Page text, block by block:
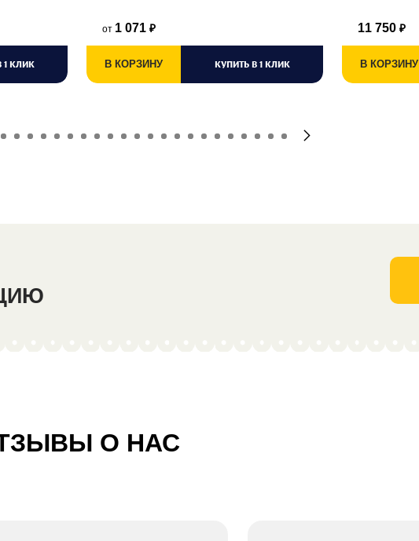
1 КЛИК
от 1 071 ₽
В КОРЗИНУ КУПИТЬ В 1 КЛИК
11 750 ₽
В КОРЗИНУ
О НАС